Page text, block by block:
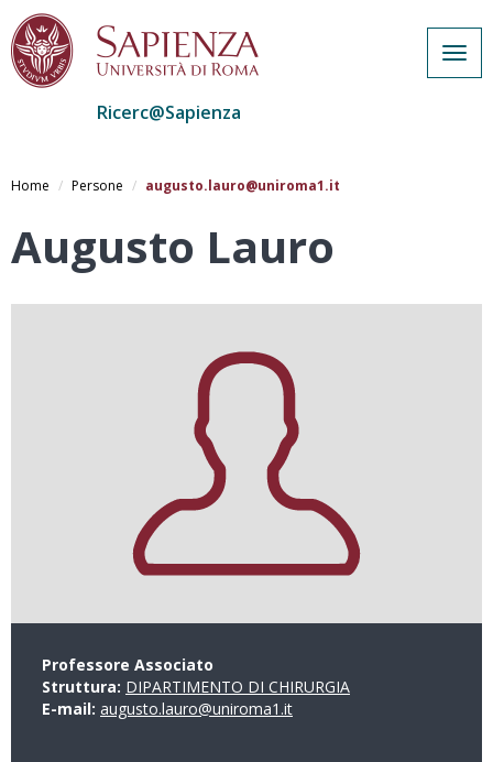
al
Ricerc@Sapienza
Home Persone augusto.lauro@uniroma1.it
Augusto Lauro
Professore Associato
Struttura: DIPARTIMENTO DI CHIRURGIA
E-mail: augusto.lauro@uniroma1.it